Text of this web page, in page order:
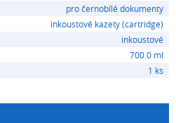
pro černobílé dokumenty
inkoustové kazety (cartridge)
inkoustové
700.0 ml
1 ks